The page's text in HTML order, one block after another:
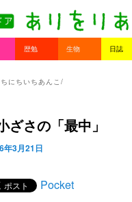
contentcontent
歴勉 生物 日誌
にちいちあんこ/
ざさの「最中」
年3月21日
Pocket